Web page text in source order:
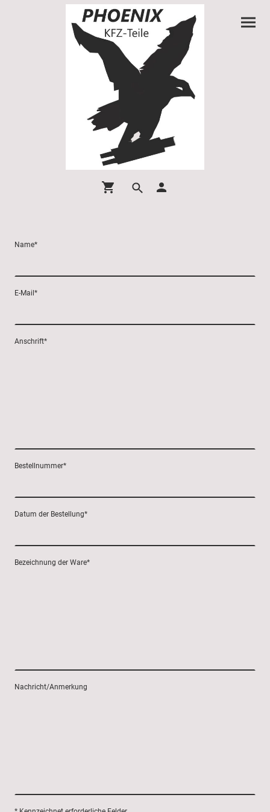
Name*
E-Mail *
Anschrift*
Bestellnummer*
Datum der Bestellung*
Bezeichnung der Ware*
Nachricht/Anmerkung